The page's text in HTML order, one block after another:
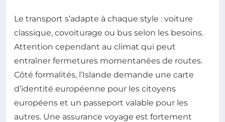
Le transport s’adapte à chaque style : voiture
classique, covoiturage ou bus selon les besoins.
Attention cependant au climat qui peut
entraîner fermetures momentanées de routes.
Côté formalités, l’Islande demande une carte
d’identité européenne pour les citoyens
européens et un passeport valable pour les
autres. Une assurance voyage est fortement